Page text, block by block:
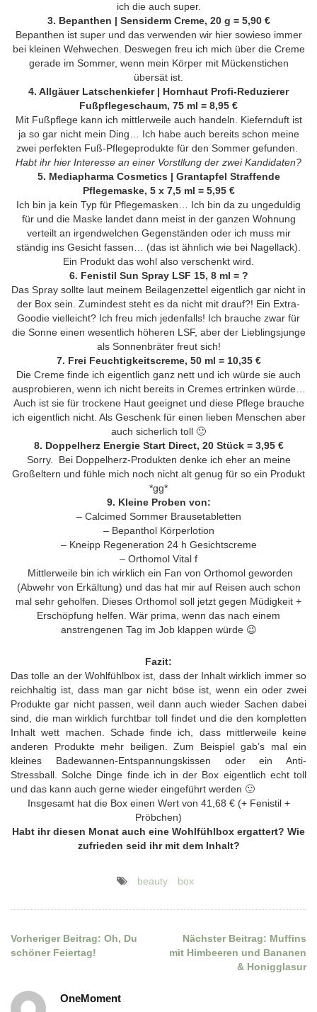
ich die auch super.
3. Bepanthen | Sensiderm Creme, 20 g = 5,90 €
Bepanthen ist super und das verwenden wir hier sowieso immer
bei kleinen Wehwechen. Deswegen freu ich mich über die Creme
gerade im Sommer, wenn mein Körper mit Mückenstichen
übersät ist.
4. Allgäuer Latschenkiefer | Hornhaut Profi-Reduzierer
Fußpflegeschaum, 75 ml = 8,95 €
Mit Fußpflege kann ich mittlerweile auch handeln. Kiefernduft ist
ja so gar nicht mein Ding… Ich habe auch bereits schon meine
zwei perfekten Fuß-Pflegeprodukte für den Sommer gefunden.
Habt ihr hier Interesse an einer Vorstllung der zwei Kandidaten?
5. Mediapharma Cosmetics | Grantapfel Straffende
Pflegemaske, 5 x 7,5 ml = 5,95 €
Ich bin ja kein Typ für Pflegemasken… Ich bin da zu ungeduldig
für und die Maske landet dann meist in der ganzen Wohnung
verteilt an irgendwelchen Gegenständen oder ich muss mir
ständig ins Gesicht fassen… (das ist ähnlich wie bei Nagellack).
Ein Produkt das wohl also verschenkt wird.
6. Fenistil Sun Spray LSF 15, 8 ml = ?
Das Spray sollte laut meinem Beilagenzettel eigentlich gar nicht in
der Box sein. Zumindest steht es da nicht mit drauf?! Ein Extra-
Goodie vielleicht? Ich freu mich jedenfalls! Ich brauche zwar für
die Sonne einen wesentlich höheren LSF, aber der Lieblingsjunge
als Sonnenbräter freut sich!
7. Frei Feuchtigkeitscreme, 50 ml = 10,35 €
Die Creme finde ich eigentlich ganz nett und ich würde sie auch
ausprobieren, wenn ich nicht bereits in Cremes ertrinken würde…
Auch ist sie für trockene Haut geeignet und diese Pflege brauche
ich eigentlich nicht. Als Geschenk für einen lieben Menschen aber
auch sicherlich toll 🙂
8. Doppelherz Energie Start Direct, 20 Stück = 3,95 €
Sorry. Bei Doppelherz-Produkten denke ich eher an meine
Großeltern und fühle mich noch nicht alt genug für so ein Produkt
*gg*
9. Kleine Proben von:
– Calcimed Sommer Brausetabletten
– Bepanthol Körperlotion
– Kneipp Regeneration 24 h Gesichtscreme
– Orthomol Vital f
Mittlerweile bin ich wirklich ein Fan von Orthomol geworden
(Abwehr von Erkältung) und das hat mir auf Reisen auch schon
mal sehr geholfen. Dieses Orthomol soll jetzt gegen Müdigkeit +
Erschöpfung helfen. Wär prima, wenn das nach einem
anstrengenen Tag im Job klappen würde 😉
Fazit:
Das tolle an der Wohlfühlbox ist, dass der Inhalt wirklich immer so
reichhaltig ist, dass man gar nicht böse ist, wenn ein oder zwei
Produkte gar nicht passen, weil dann auch wieder Sachen dabei
sind, die man wirklich furchtbar toll findet und die den kompletten
Inhalt wett machen. Schade finde ich, dass mittlerweile keine
anderen Produkte mehr beiligen. Zum Beispiel gab’s mal ein
kleines Badewannen-Entspannungskissen oder ein Anti-
Stressball. Solche Dinge finde ich in der Box eigentlich echt toll
und das kann auch gerne wieder eingeführt werden 🙂
Insgesamt hat die Box einen Wert von 41,68 € (+ Fenistil +
Pröbchen)
Habt ihr diesen Monat auch eine Wohlfühlbox ergattert? Wie
zufrieden seid ihr mit dem Inhalt?
beauty box
Beitragsnavigation
Vorheriger Beitrag: Oh, Du
schöner Feiertag!
Nächster Beitrag: Muffins
mit Himbeeren und Bananen
& Honigglasur
OneMoment